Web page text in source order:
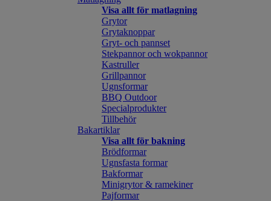
Visa allt för matlagning
Grytor
Grytaknoppar
Gryt- och pannset
Stekpannor och wokpannor
Kastruller
Grillpannor
Ugnsformar
BBQ Outdoor
Specialprodukter
Tillbehör
Bakartiklar
Visa allt för bakning
Brödformar
Ugnsfasta formar
Bakformar
Minigrytor & ramekiner
Pajformar